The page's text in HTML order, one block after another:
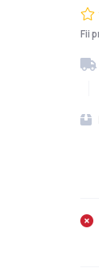
Fii